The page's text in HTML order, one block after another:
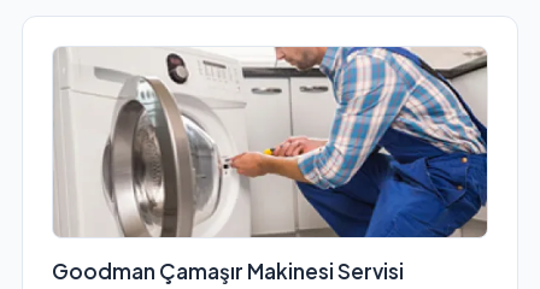
Goodman Çamaşır Makinesi Servisi